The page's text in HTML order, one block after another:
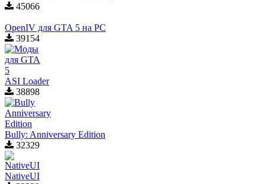
45066
OpenIV для GTA 5 на PC
39154
ASI Loader
38898
Bully: Anniversary Edition
32329
NativeUI